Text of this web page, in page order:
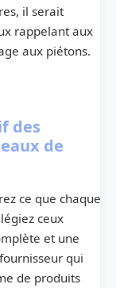
il serait
rappelant aux
aux piétons.
des
de
ce que chaque
ceux
et une
qui
de produits